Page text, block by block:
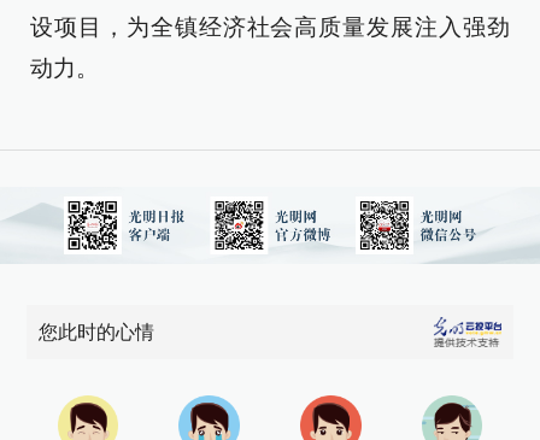
设项目，为全镇经济社会高质量发展注入强劲
动力。
您此时的心情